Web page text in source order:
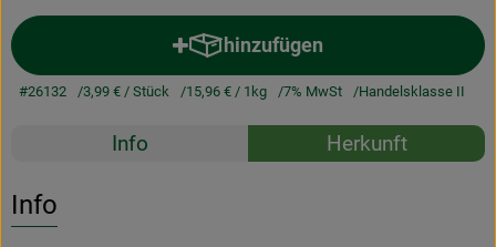
Über uns
hinzufügen
Produkt zum Warenkorb
#26132 3,99 €/ Stück 15,96 €/ 1kg 7% MwSt Handelsklasse II
Rezepte
Info Herkunft
Info